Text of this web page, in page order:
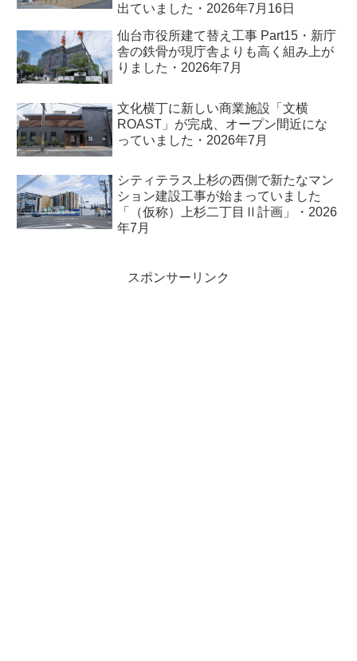
出ていました・2026年7月16日
仙台市役所建て替え工事 Part15・新庁
舎の鉄骨が現庁舎よりも高く組み上が
りました・2026年7月
文化横丁に新しい商業施設「文横
ROAST」が完成、オープン間近にな
っていました・2026年7月
シティテラス上杉の西側で新たなマン
ション建設工事が始まっていました
「（仮称）上杉二丁目Ⅱ計画」・2026
年7月
スポンサーリンク